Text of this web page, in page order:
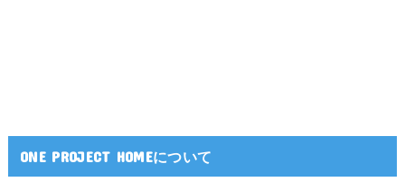
ONE PROJECT HOMEについて